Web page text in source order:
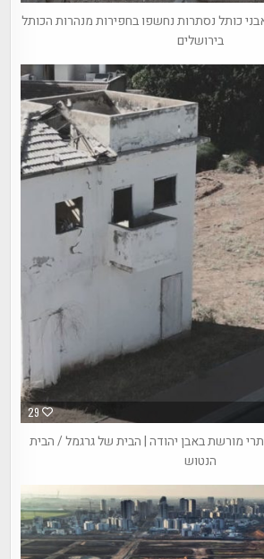
כותל נסתרות נחשפו בחפירות מנהרות הכותל
בירושלים
29
מורשת באבן יהודה | הבית של גרגמל / הבית
הנטוש